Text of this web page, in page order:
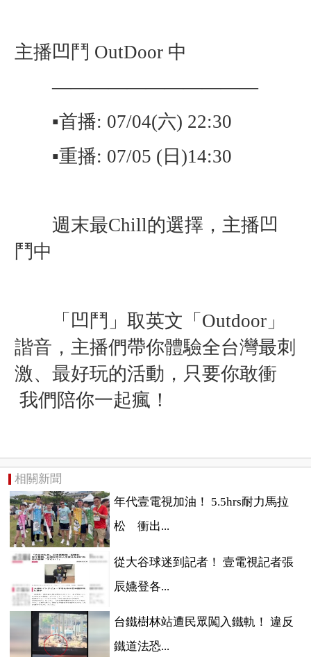
主播凹鬥 OutDoor 中
———————————
▪️首播: 07/04(六) 22:30
▪️重播: 07/05 (日)14:30
週末最Chill的選擇，主播凹
鬥中
「凹鬥」取英文「Outdoor」
諧音，主播們帶你體驗全台灣最刺
激、最好玩的活動，只要你敢衝
我們陪你一起瘋！
相關新聞
年代壹電視加油！ 5.5hrs耐力馬拉
松 衝出...
從大谷球迷到記者！ 壹電視記者張
辰嬿登各...
台鐵樹林站遭民眾闖入鐵軌！ 違反
鐵道法恐...